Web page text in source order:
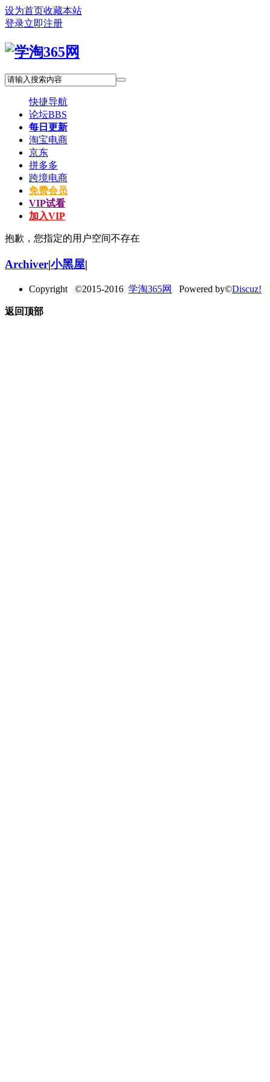
设为首页收藏本站
登录立即注册
快捷导航
论坛BBS
每日更新
淘宝电商
京东
拼多多
跨境电商
免费会员
VIP试看
加入VIP
抱歉，您指定的用户空间不存在
Archiver|小黑屋|
Copyright ©2015-2016 学淘365网 Powered by©Discuz!
返回顶部